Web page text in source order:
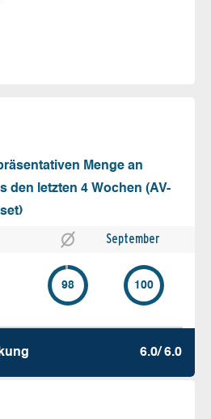
Menge an
den letzten 4 Wochen (AV-
September
98 100
6.0/ 6.0